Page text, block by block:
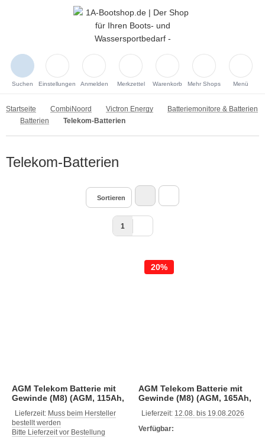
Suchen Einstellungen Anmelden Merkzettel Warenkorb Mehr Shops Menü
Startseite CombiNoord Victron Energy
Batteriemonitore & Batterien
Batterien
Telekom-Batterien
Telekom-Batterien
Sortieren
1
AGM Telekom Batterie mit
Gewinde (M8) (AGM, 115Ah,
Lieferzeit: Muss beim Hersteller
bestellt werden
Bitte Lieferzeit vor Bestellung
AGM Telekom Batterie mit
Gewinde (M8) (AGM, 165Ah,
Lieferzeit: 12.08. bis 19.08.2026
Verfügbar:
20%